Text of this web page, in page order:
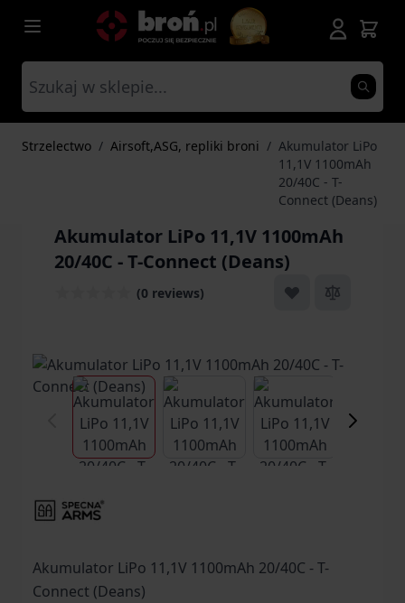
Przejdź do treści
Strzelectwo / Airsoft,ASG, repliki broni / Akumulator LiPo
11,1V 1100mAh
20/40C - T-
Connect (Deans)
Akumulator LiPo 11,1V 1100mAh
20/40C - T-Connect (Deans)
(0 reviews)
View larger imageView larger image
Akumulator LiPo 11,1V 1100mAh 20/40C - T-
Connect (Deans)